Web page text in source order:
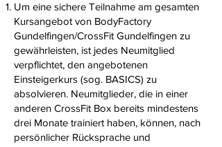
Um eine sichere Teilnahme am gesamten
Kursangebot von BodyFactory
Gundelfingen/CrossFit Gundelfingen zu
gewährleisten, ist jedes Neumitglied
verpflichtet, den angebotenen
Einsteigerkurs (sog. BASICS) zu
absolvieren. Neumitglieder, die in einer
anderen CrossFit Box bereits mindestens
drei Monate trainiert haben, können, nach
persönlicher Rücksprache und